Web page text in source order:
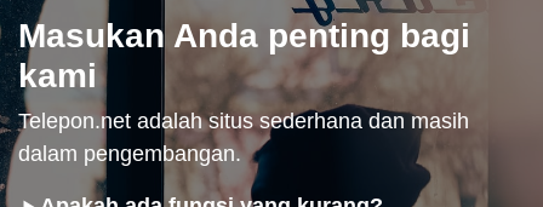
Masukan Anda penting bagi
kami
Telepon.net adalah situs sederhana dan masih
dalam pengembangan.